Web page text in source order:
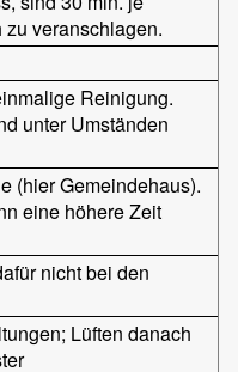
veranschlagen.
Reinigung.
unter Umständen
(hier Gemeindehaus).
eine höhere Zeit
nicht bei den
Lüften danach